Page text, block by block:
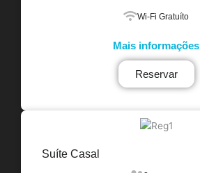
Wi-Fi Gratuíto
Mais informações
Reservar
Suíte Casal